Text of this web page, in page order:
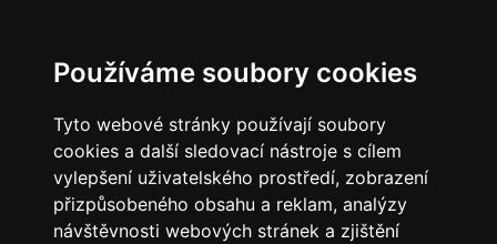
Používáme soubory cookies
Tyto webové stránky používají soubory
cookies a další sledovací nástroje s cílem
vylepšení uživatelského prostředí, zobrazení
přizpůsobeného obsahu a reklam, analýzy
návštěvnosti webových stránek a zjištění